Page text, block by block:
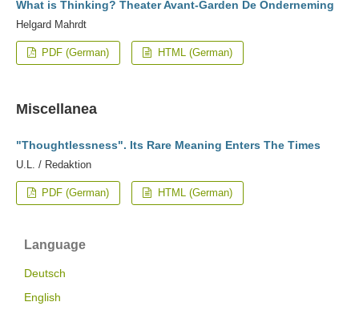
What is Thinking? Theater Avant-Garden De Onderneming
Helgard Mahrdt
PDF (German) HTML (German)
Miscellanea
"Thoughtlessness". Its Rare Meaning Enters The Times
U.L. / Redaktion
PDF (German) HTML (German)
Language
Deutsch
English